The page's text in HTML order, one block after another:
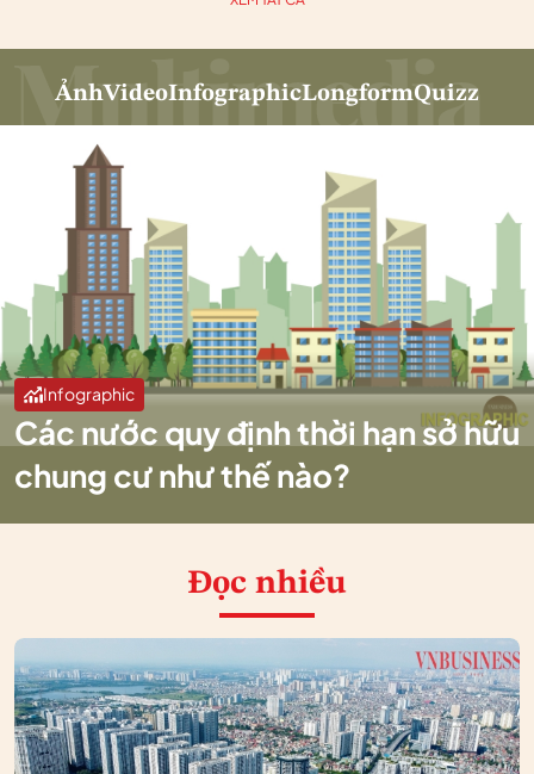
ẢnhVideoInfographicLongformQuizz
Infographic
Các nước quy định thời hạn sở hữu
chung cư như thế nào?
Đọc nhiều